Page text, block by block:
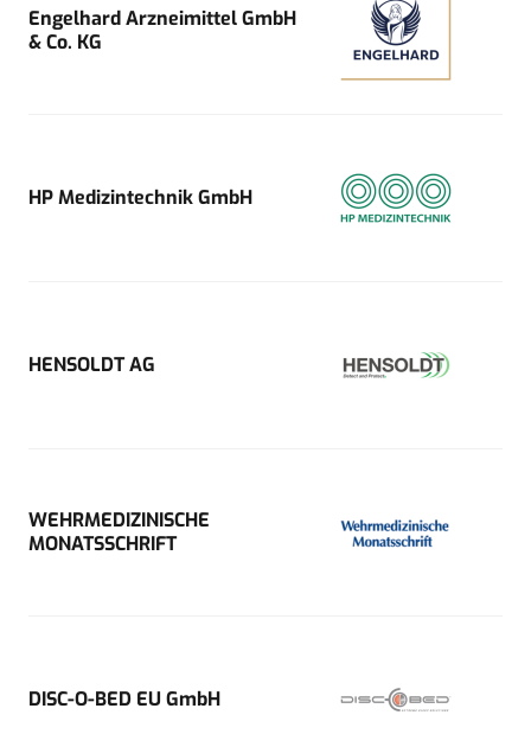
Engelhard Arzneimittel GmbH
& Co. KG
HP Medizintechnik GmbH
HENSOLDT AG
WEHRMEDIZINISCHE
MONATSSCHRIFT
DISC-O-BED EU GmbH